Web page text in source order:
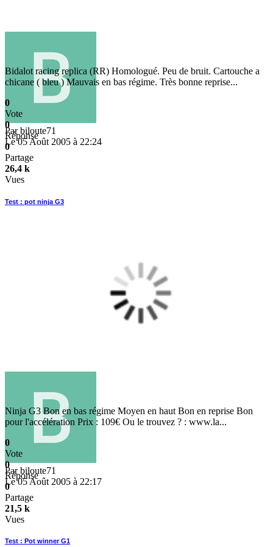
Parbiloute71
Le 05 Août 2005 à 22:24
Bidalot racing replica (RR) Homologué. Peu de bruit. Cartouche a
chicane ( bleu ) Mauvais en bas régime. Très bonne reprise...
0
Vote
0
Réponse
0
Partage
26,4 k
Vues
Test : pot ninja G3
Parbiloute71
Le 05 Août 2005 à 22:17
Ninja G3 Bon en bas régime Moyen en haut Bon en reprise Bon
pour l'accélération Prix : 109€ Ou le trouvez ? : www.la...
0
Vote
0
Réponse
0
Partage
21,5 k
Vues
Test : Pot winner G1